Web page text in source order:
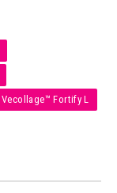
Vecollage™ Fortify L